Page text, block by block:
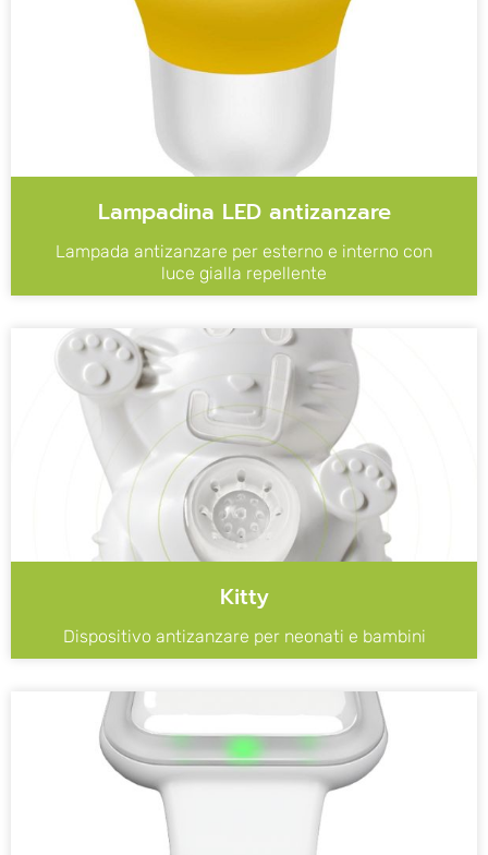
Lampadina LED antizanzare
Lampada antizanzare per esterno e interno con
luce gialla repellente
Kitty
Dispositivo antizanzare per neonati e bambini